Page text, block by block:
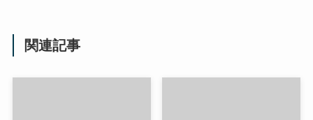
関連記事